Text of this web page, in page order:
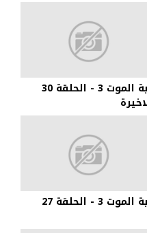
لعبة الموت 3 - الحلقة 30
3 - الحلقة 27